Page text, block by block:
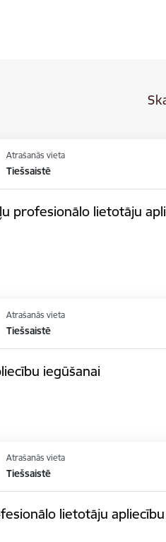
Atrašanās vieta
Tiešsaistē
profesionālo lietotāju
Atrašanās vieta
Tiešsaistē
iegūšanai
Atrašanās vieta
Tiešsaistē
lietotāju apliecību